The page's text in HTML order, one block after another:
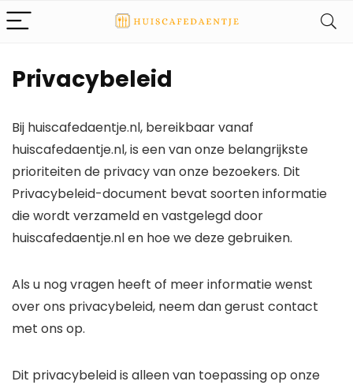
Privacybeleid
Bij huiscafedaentje.nl, bereikbaar vanaf
huiscafedaentje.nl, is een van onze belangrijkste
prioriteiten de privacy van onze bezoekers. Dit
Privacybeleid-document bevat soorten informatie
die wordt verzameld en vastgelegd door
huiscafedaentje.nl en hoe we deze gebruiken.
Als u nog vragen heeft of meer informatie wenst
over ons privacybeleid, neem dan gerust contact
met ons op.
Dit privacybeleid is alleen van toepassing op onze